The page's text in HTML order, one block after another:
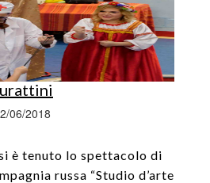
06/2018
è tenuto lo spettacolo di
russa “Studio d’arte